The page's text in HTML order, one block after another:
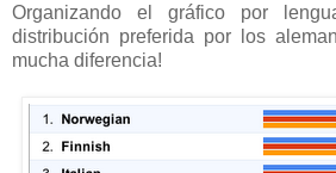
Organizando el gráfico por
distribución preferida por los
mucha diferencia!